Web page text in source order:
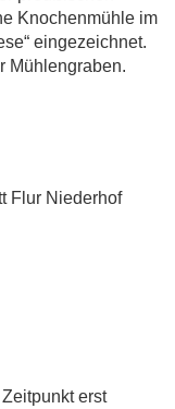
Knochenmühle im
eingezeichnet.
Mühlengraben.
Flur Niederhof
erst